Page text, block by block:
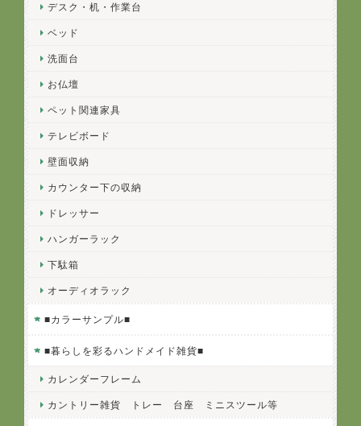
デスク・机・作業台
ベッド
洗面台
お仏壇
ペット関連家具
テレビボード
壁面収納
カウンター下の収納
ドレッサー
ハンガーラック
下駄箱
オーディオラック
■カラーサンプル■
■暮らしを彩るハンドメイド雑貨■
カレンダーフレーム
カントリー雑貨 トレー 台座 ミニスツール等